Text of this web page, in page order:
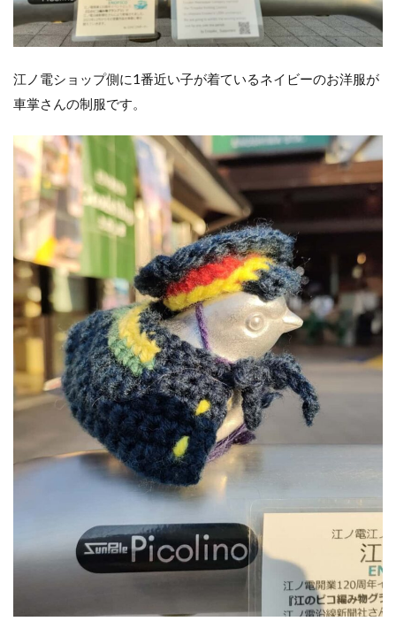
江ノ電ショップ側に1番近い子が着ているネイビーのお洋服が
車掌さんの制服です。